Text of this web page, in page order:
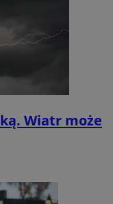
Wiatr może